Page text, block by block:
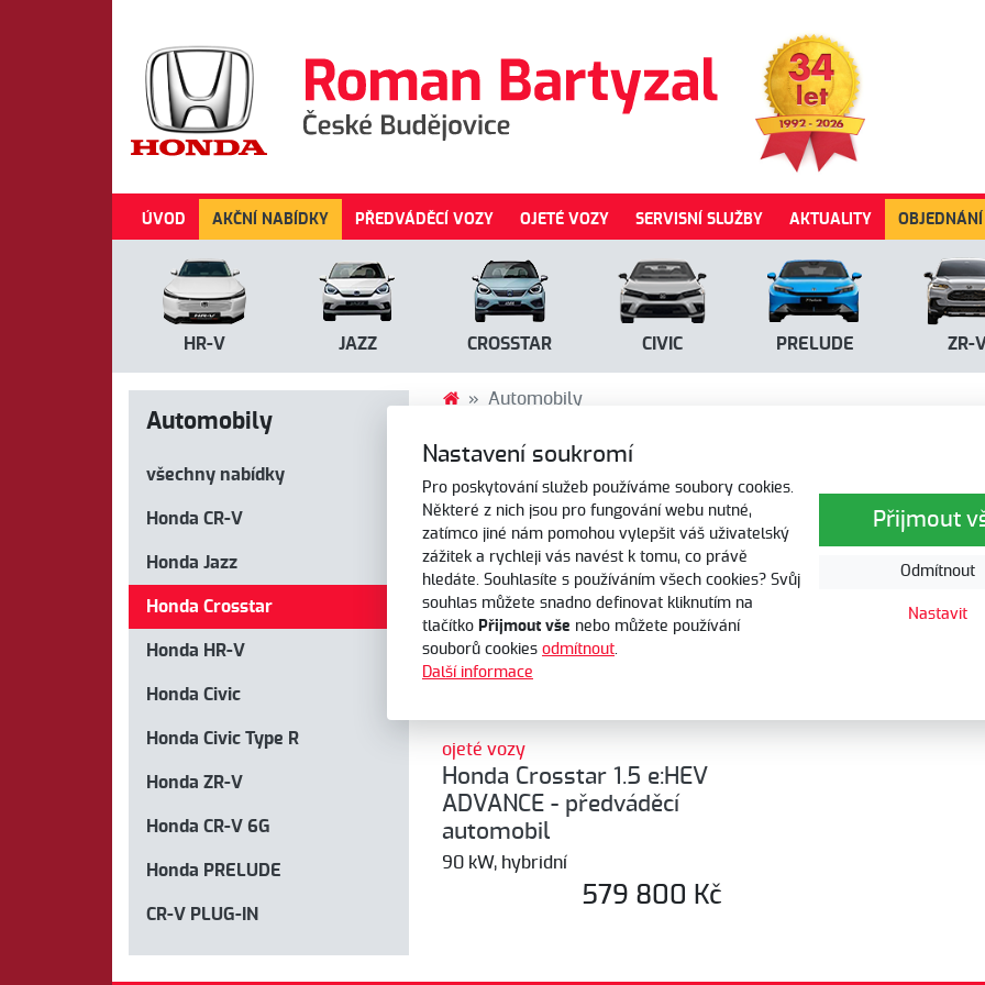
Nastavení soukromí
Pro poskytování služeb používáme soubory cookies.
Některé z nich jsou pro fungování webu nutné,
zatímco jiné nám pomohou vylepšit váš uživatelský
zážitek a rychleji vás navést k tomu, co právě
hledáte. Souhlasíte s používáním všech cookies? Svůj
souhlas můžete snadno definovat kliknutím na
tlačítko Přijmout vše nebo můžete používání
souborů cookies odmítnout.
Další informace
Přijmout
Odmítnout
Nastavit
ÚVOD AKČNÍ NABÍDKY PŘEDVÁDĚCÍ VOZY OJETÉ VOZY SERVISNÍ SLUŽBY AKTUALITY
HR-V JAZZ CROSSTAR CIVIC PRELUDE ZR-
Automobily
všechny nabídky
Honda CR-V
Honda Jazz
Honda Crosstar
Honda HR-V
Honda Civic
Honda Civic Type R
Honda ZR-V
Honda CR-V 6G
Honda PRELUDE
CR-V PLUG-IN
Automobily
Automobily
všechny nabídky akční nabídky limitované edice
ojeté vozy
Honda Crosstar 1.5 e:HEV
ADVANCE - předváděcí
automobil
90 kW, hybridní
579 800 Kč